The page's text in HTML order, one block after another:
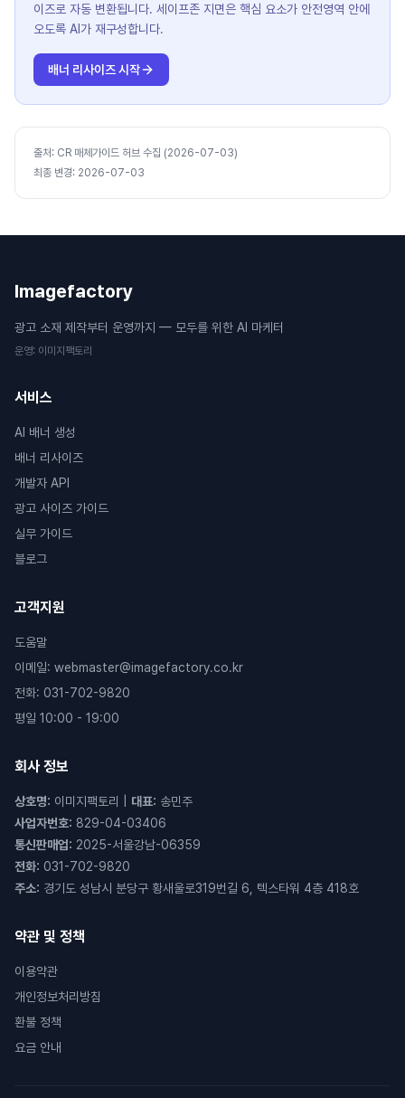
이즈로 자동 변환됩니다. 세이프존 지면은 핵심 요소가 안전영역 안에
오도록 AI가 재구성합니다.
배너 리사이즈 시작
출처: CR 매체가이드 허브 수집 (2026-07-03)
최종 변경: 2026-07-03
Imagefactory
광고 소재 제작부터 운영까지 — 모두를 위한 AI 마케터
운영: 이미지팩토리
서비스
AI 배너 생성
배너 리사이즈
개발자 API
광고 사이즈 가이드
실무 가이드
블로그
고객지원
도움말
이메일: webmaster@imagefactory.co.kr
전화: 031-702-9820
평일 10:00 - 19:00
회사 정보
상호명: 이미지팩토리 대표: 송민주
사업자번호: 829-04-03406
통신판매업: 2025-서울강남-06359
전화: 031-702-9820
주소: 경기도 성남시 분당구 황새울로319번길 6, 텍스타워 4층 418호
약관 및 정책
이용약관
개인정보처리방침
환불 정책
요금 안내